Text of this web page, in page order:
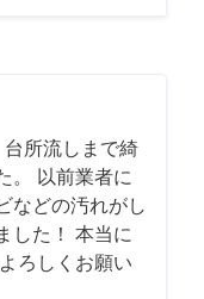
所流しまで綺
。 以前業者に
などの汚れがし
した！ 本当に
ろしくお願い